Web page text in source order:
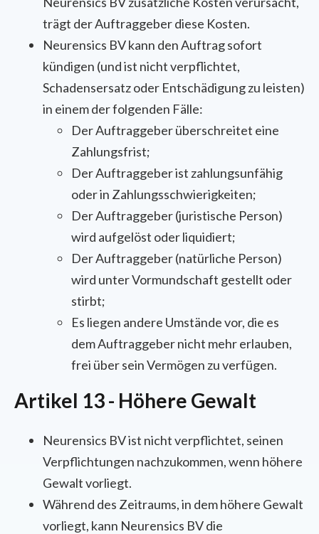
trägt der Auftraggeber diese Kosten.
Neurensics BV kann den Auftrag sofort
kündigen (und ist nicht verpflichtet,
Schadensersatz oder Entschädigung zu leisten)
in einem der folgenden Fälle:
Der Auftraggeber überschreitet eine
Zahlungsfrist;
Der Auftraggeber ist zahlungsunfähig
oder in Zahlungsschwierigkeiten;
Der Auftraggeber (juristische Person)
wird aufgelöst oder liquidiert;
Der Auftraggeber (natürliche Person)
wird unter Vormundschaft gestellt oder
stirbt;
Es liegen andere Umstände vor, die es
dem Auftraggeber nicht mehr erlauben,
frei über sein Vermögen zu verfügen.
Artikel 13 - Höhere Gewalt
Neurensics BV ist nicht verpflichtet, seinen
Verpflichtungen nachzukommen, wenn höhere
Gewalt vorliegt.
Während des Zeitraums, in dem höhere Gewalt
vorliegt, kann Neurensics BV die